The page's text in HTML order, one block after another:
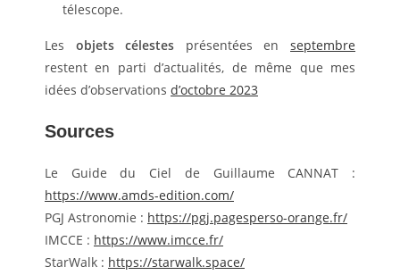
télescope.
Les objets célestes présentées enseptembre
restent en parti d’actualités, de même que mes
idées d’observations d’octobre 2023
Sources
Le Guide du Ciel de Guillaume CANNAT :
https://www.amds-edition.com/
PGJ Astronomie : https://pgj.pagesperso-orange.fr/
IMCCE : https://www.imcce.fr/
StarWalk : https://starwalk.space/